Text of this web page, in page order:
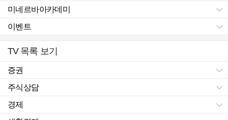
미네르바아카데미
이벤트
TV 목록 보기
증권
주식상담
경제